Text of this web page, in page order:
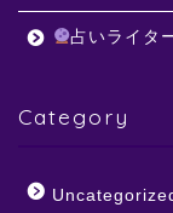
占いライタ
Category